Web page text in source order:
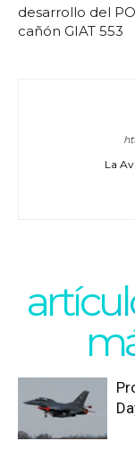
desarrollo del
cañón GIAT 553
La